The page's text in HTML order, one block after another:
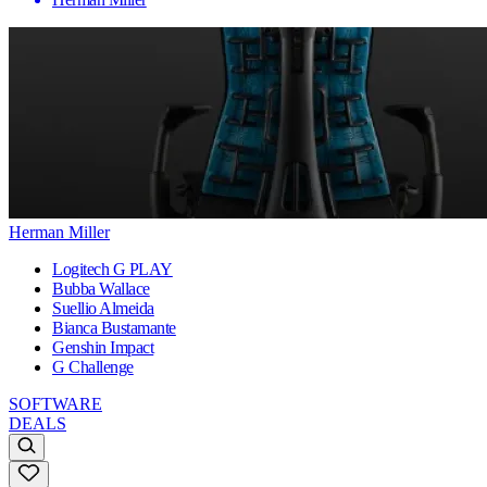
Herman Miller
Logitech G PLAY
Bubba Wallace
Suellio Almeida
Bianca Bustamante
Genshin Impact
G Challenge
SOFTWARE
DEALS